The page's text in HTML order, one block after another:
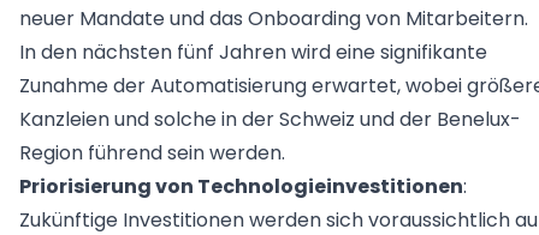
neuer Mandate und das Onboarding von Mitarbeitern.
In den nächsten fünf Jahren wird eine signifikante
Zunahme der Automatisierung erwartet, wobei
Kanzleien und solche in der Schweiz und der Benelux-
Region führend sein werden.
Priorisierung von Technologieinvestitionen:
Zukünftige Investitionen werden sich voraussichtlich